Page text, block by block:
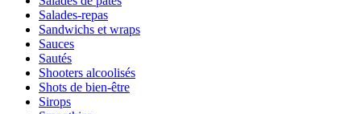
Salades-repas
Sandwichs et wraps
Sauces
Sautés
Shooters alcoolisés
Shots de bien-être
Sirops